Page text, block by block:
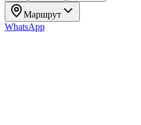
Маршрут
WhatsApp